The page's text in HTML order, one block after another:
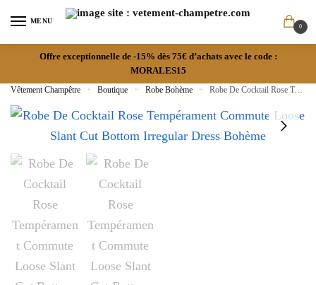
MENU
0
Offre exceptionnelle de -15% dès 75€ d’achats avec le code :
MORALES15
Vêtement Champêtre » Boutique » Robe Bohème » Robe De Cocktail Rose Tempérament Commute Loose Slant-Cut Bottom Irregular Dress